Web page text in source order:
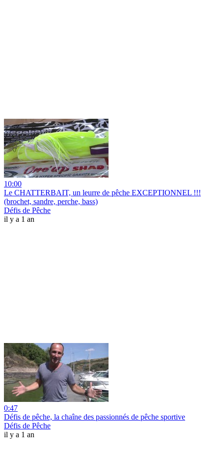
10:00
Le CHATTERBAIT, un leurre de pêche EXCEPTIONNEL !!!
(brochet, sandre, perche, bass)
Défis de Pêche
il y a 1 an
0:47
Défis de pêche, la chaîne des passionnés de pêche sportive
Défis de Pêche
il y a 1 an